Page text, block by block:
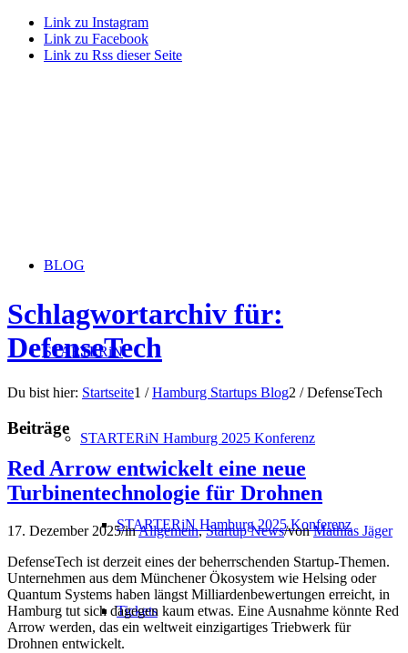
Link zu Instagram
Link zu Facebook
Link zu Rss dieser Seite
BLOG
STARTERiN
STARTERiN Hamburg 2025 Konferenz
STARTERiN Hamburg 2025 Konferenz
Tickets
Schlagwortarchiv für:
DefenseTech
Du bist hier: Startseite1 / Hamburg Startups Blog2 / DefenseTech
Beiträge
Red Arrow entwickelt eine neue
Turbinentechnologie für Drohnen
17. Dezember 2025/inAllgemein,Startup News/vonMathias Jäger
DefenseTech ist derzeit eines der beherrschenden Startup-Themen.
Unternehmen aus dem Münchener Ökosystem wie Helsing oder
Quantum Systems haben längst Milliardenbewertungen erreicht, in
Hamburg tut sich dagegen kaum etwas. Eine Ausnahme könnte Red
Arrow werden, das ein weltweit einzigartiges Triebwerk für
Drohnen entwickelt.